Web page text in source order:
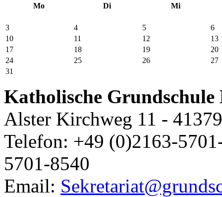
Mo Di Mi
3 4 5
6
10
11 12
13
17
18 19
20
24
25 26
27
31
Katholische Grundschule
Alster Kirchweg 11 -
Telefon: +49 (0)2163-
5701-8540
Email: